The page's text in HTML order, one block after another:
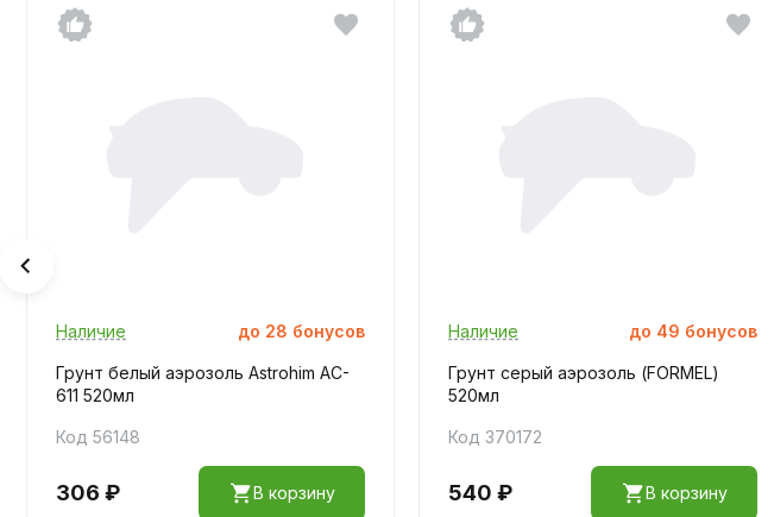
Наличие до 28 бонусов
Грунт белый аэрозоль Astrohim AC-
611 520мл
Код 56148
306 ₽ В корзину
Наличие до 49 бонусов
Грунт серый аэрозоль (FORMEL)
520мл
Код 370172
540 ₽ В корзину